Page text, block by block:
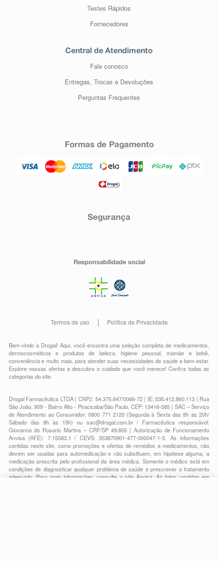
Testes Rápidos
Fornecedores
Central de Atendimento
Fale conosco
Entregas, Trocas e Devoluções
Perguntas Frequentes
Formas de Pagamento
Segurança
Responsabilidade social
Termos de uso Política de Privacidade
Bem-vindo à Drogal! Aqui, você encontra uma seleção completa demedicamentos
dermocosméticos e produtos de beleza,higiene pessoal,mamãe e bebê
conveniênciae muito mais, para atender suas necessidades de saúde e bem-estar.
Explore nossas ofertas e descubra o cuidado que você merece!Confira todas as
categorias do site.
Drogal Farmacêutica LTDA | CNPJ: 54.375.647/0066-72 | IE: 535.412.860.113 | Rua
São João, 909 - Bairro Alto - Piracicaba/São Paulo, CEP: 13416-585 | SAC – Serviço
de Atendimento ao Consumidor: 0800 771 2120 (Segunda à Sexta das 8h às 20h/
Sábado das 8h às 15h) ou sac@drogal.com.br/ Farmacêutica responsável:
Giovanna do Rosario Martins – CRF/SP 49.855 | Autorização de Funcionamento
Anvisa (AFE): 7.15583.1 / CEVS: 353870901-477-000047-1-5. As informações
contidas neste site, como promoções e ofertas de remédios e medicamentos, não
devem ser usadas para automedicação e não substituem, em hipótese alguma, a
medicação prescrita pelo profissional da área médica. Somente o médico está em
condições de diagnosticar qualquer problema de saúde e prescrever o tratamento
adequado. Para mais informações, consulte o site Anvisa. As fotos contidas em